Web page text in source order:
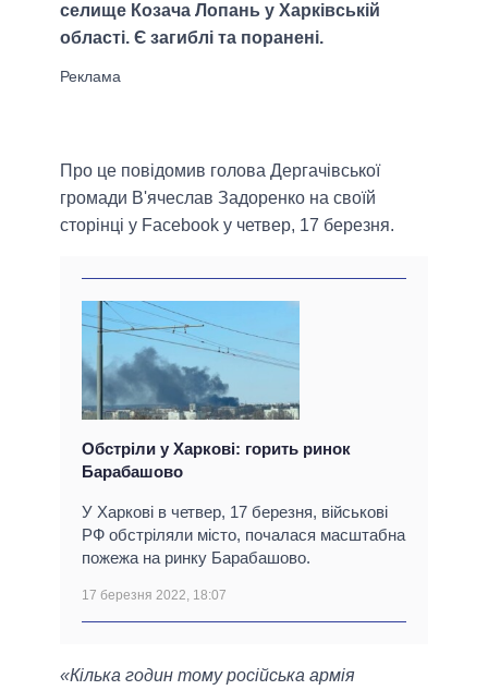
селище Козача Лопань у Харківській
області. Є загиблі та поранені.
Про це повідомив голова Дергачівської
громади В'ячеслав Задоренко на своїй
сторінці у Facebook у четвер, 17 березня.
Обстріли у Харкові: горить ринок
Барабашово
У Харкові в четвер, 17 березня, військові
РФ обстріляли місто, почалася масштабна
пожежа на ринку Барабашово.
17 березня 2022, 18:07
«Кілька годин тому російська армія